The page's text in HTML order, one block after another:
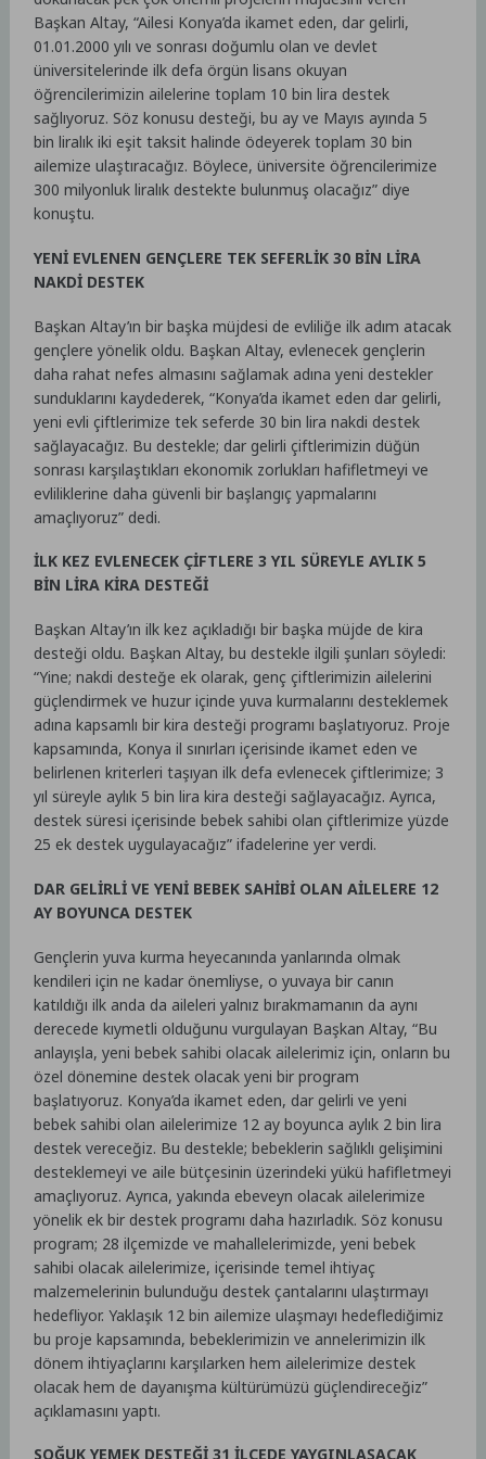
Başkan Altay, “Ailesi Konya’da ikamet eden, dar gelirli,
01.01.2000 yılı ve sonrası doğumlu olan ve devlet
üniversitelerinde ilk defa örgün lisans okuyan
öğrencilerimizin ailelerine toplam 10 bin lira destek
sağlıyoruz. Söz konusu desteği, bu ay ve Mayıs ayında 5
bin liralık iki eşit taksit halinde ödeyerek toplam 30 bin
ailemize ulaştıracağız. Böylece, üniversite öğrencilerimize
300 milyonluk liralık destekte bulunmuş olacağız” diye
konuştu.
YENİ EVLENEN GENÇLERE TEK SEFERLİK 30 BİN LİRA
NAKDİ DESTEK
Başkan Altay’ın bir başka müjdesi de evliliğe ilk adım atacak
gençlere yönelik oldu. Başkan Altay, evlenecek gençlerin
daha rahat nefes almasını sağlamak adına yeni destekler
sunduklarını kaydederek, “Konya’da ikamet eden dar gelirli,
yeni evli çiftlerimize tek seferde 30 bin lira nakdi destek
sağlayacağız. Bu destekle; dar gelirli çiftlerimizin düğün
sonrası karşılaştıkları ekonomik zorlukları hafifletmeyi ve
evliliklerine daha güvenli bir başlangıç yapmalarını
amaçlıyoruz” dedi.
İLK KEZ EVLENECEK ÇİFTLERE 3 YIL SÜREYLE AYLIK 5
BİN LİRA KİRA DESTEĞİ
Başkan Altay’ın ilk kez açıkladığı bir başka müjde de kira
desteği oldu. Başkan Altay, bu destekle ilgili şunları söyledi:
“Yine; nakdi desteğe ek olarak, genç çiftlerimizin ailelerini
güçlendirmek ve huzur içinde yuva kurmalarını desteklemek
adına kapsamlı bir kira desteği programı başlatıyoruz. Proje
kapsamında, Konya il sınırları içerisinde ikamet eden ve
belirlenen kriterleri taşıyan ilk defa evlenecek çiftlerimize; 3
yıl süreyle aylık 5 bin lira kira desteği sağlayacağız. Ayrıca,
destek süresi içerisinde bebek sahibi olan çiftlerimize yüzde
25 ek destek uygulayacağız” ifadelerine yer verdi.
DAR GELİRLİ VE YENİ BEBEK SAHİBİ OLAN AİLELERE 12
AY BOYUNCA DESTEK
Gençlerin yuva kurma heyecanında yanlarında olmak
kendileri için ne kadar önemliyse, o yuvaya bir canın
katıldığı ilk anda da aileleri yalnız bırakmamanın da aynı
derecede kıymetli olduğunu vurgulayan Başkan Altay, “Bu
anlayışla, yeni bebek sahibi olacak ailelerimiz için, onların bu
özel dönemine destek olacak yeni bir program
başlatıyoruz. Konya’da ikamet eden, dar gelirli ve yeni
bebek sahibi olan ailelerimize 12 ay boyunca aylık 2 bin lira
destek vereceğiz. Bu destekle; bebeklerin sağlıklı gelişimini
desteklemeyi ve aile bütçesinin üzerindeki yükü hafifletmeyi
amaçlıyoruz. Ayrıca, yakında ebeveyn olacak ailelerimize
yönelik ek bir destek programı daha hazırladık. Söz konusu
program; 28 ilçemizde ve mahallelerimizde, yeni bebek
sahibi olacak ailelerimize, içerisinde temel ihtiyaç
malzemelerinin bulunduğu destek çantalarını ulaştırmayı
hedefliyor. Yaklaşık 12 bin ailemize ulaşmayı hedeflediğimiz
bu proje kapsamında, bebeklerimizin ve annelerimizin ilk
dönem ihtiyaçlarını karşılarken hem ailelerimize destek
olacak hem de dayanışma kültürümüzü güçlendireceğiz”
açıklamasını yaptı.
SOĞUK YEMEK DESTEĞİ 31 İLÇEDE YAYGINLAŞACAK